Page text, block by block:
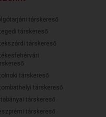
társkereső
társkereső
társkereső
társkereső
társkereső
társkereső
társkereső